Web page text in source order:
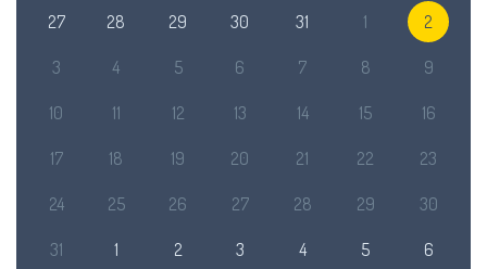
27 28 29 30 31 1 2
3 4 5 6 7 8 9
10 11 12 13 14 15 16
17 18 19 20 21 22 23
24 25 26 27 28 29 30
31 1 2 3 4 5 6